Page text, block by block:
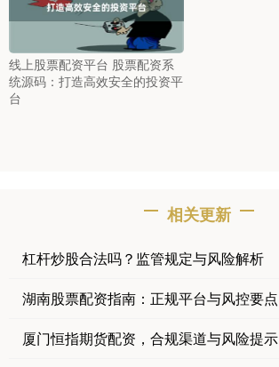
线上股票配资平台 股票配资系
统源码：打造高效安全的投资平
台
相关更新
杠杆炒股合法吗？监管规定与风险解析
湖南股票配资指南：正规平台与风控要点
厦门恒指期货配资，合规渠道与风险提示